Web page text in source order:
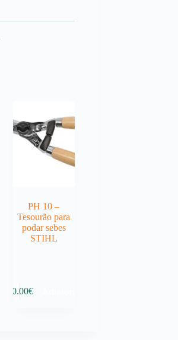
PH 10 –
Tesourão para
podar sebes
STIHL
60.00€